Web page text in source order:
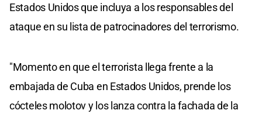
Estados Unidos que incluya a los responsables del
ataque en su lista de patrocinadores del terrorismo.
"Momento en que el terrorista llega frente a la
embajada de Cuba en Estados Unidos, prende los
cócteles molotov y los lanza contra la fachada de la